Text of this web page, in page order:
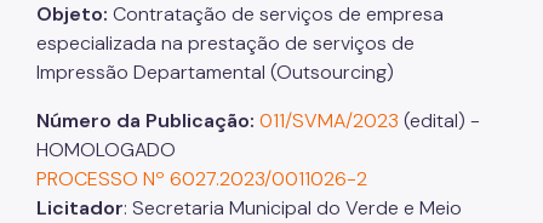
Objeto: Contratação de serviços de empresa
especializada na prestação de serviços de
Impressão Departamental (Outsourcing)
Número da Publicação: 011/SVMA/2023 (edital) -
HOMOLOGADO
PROCESSO Nº 6027.2023/0011026-2
Licitador: Secretaria Municipal do Verde e Meio